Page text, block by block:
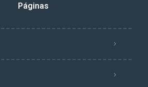
Páginas